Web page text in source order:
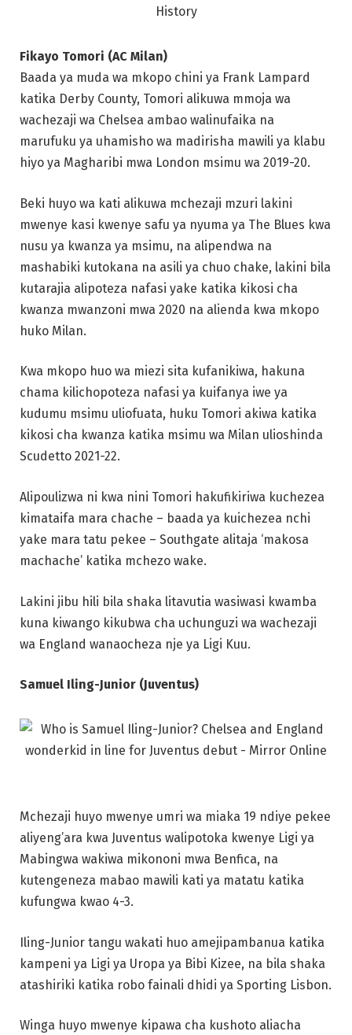
Fikayo Tomori (AC Milan)
Baada ya muda wa mkopo chini ya Frank Lampard
katika Derby County, Tomori alikuwa mmoja wa
wachezaji wa Chelsea ambao walinufaika na
marufuku ya uhamisho wa madirisha mawili ya klabu
hiyo ya Magharibi mwa London msimu wa 2019-20.
Beki huyo wa kati alikuwa mchezaji mzuri lakini
mwenye kasi kwenye safu ya nyuma ya The Blues kwa
nusu ya kwanza ya msimu, na alipendwa na
mashabiki kutokana na asili ya chuo chake, lakini bila
kutarajia alipoteza nafasi yake katika kikosi cha
kwanza mwanzoni mwa 2020 na alienda kwa mkopo
huko Milan.
Kwa mkopo huo wa miezi sita kufanikiwa, hakuna
chama kilichopoteza nafasi ya kuifanya iwe ya
kudumu msimu uliofuata, huku Tomori akiwa katika
kikosi cha kwanza katika msimu wa Milan ulioshinda
Scudetto 2021-22.
Alipoulizwa ni kwa nini Tomori hakufikiriwa kuchezea
kimataifa mara chache – baada ya kuichezea nchi
yake mara tatu pekee – Southgate alitaja ‘makosa
machache’ katika mchezo wake.
Lakini jibu hili bila shaka litavutia wasiwasi kwamba
kuna kiwango kikubwa cha uchunguzi wa wachezaji
wa England wanaocheza nje ya Ligi Kuu.
Samuel Iling-Junior (Juventus)
Mchezaji huyo mwenye umri wa miaka 19 ndiye pekee
aliyeng’ara kwa Juventus walipotoka kwenye Ligi ya
Mabingwa wakiwa mikononi mwa Benfica, na
kutengeneza mabao mawili kati ya matatu katika
kufungwa kwao 4-3.
Iling-Junior tangu wakati huo amejipambanua katika
kampeni ya Ligi ya Uropa ya Bibi Kizee, na bila shaka
atashiriki katika robo fainali dhidi ya Sporting Lisbon.
Winga huyo mwenye kipawa cha kushoto aliacha